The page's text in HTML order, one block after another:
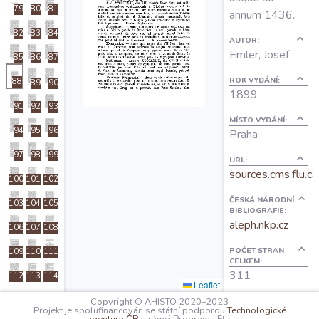
O projektu
Autoři
Nápověda
79 80 81
82 83 84
85 86 87
88 89 90
91 92 93
94 95 96
97 98 99
100 101 102
103 104 105
106 107 108
109 110 111
112 113 114
Leaflet
annum 1436.
AUTOR:
Emler, Josef
ROK VYDÁNÍ:
1899
MÍSTO VYDÁNÍ:
Praha
URL:
ČESKÁ NÁRODNÍ
BIBLIOGRAFIE:
aleph.nkp.cz
POČET STRAN
CELKEM:
311
I: Titulus
Copyright © AHISTO 2020–2023
Projekt je spolufinancován se státní podporouTechnologické